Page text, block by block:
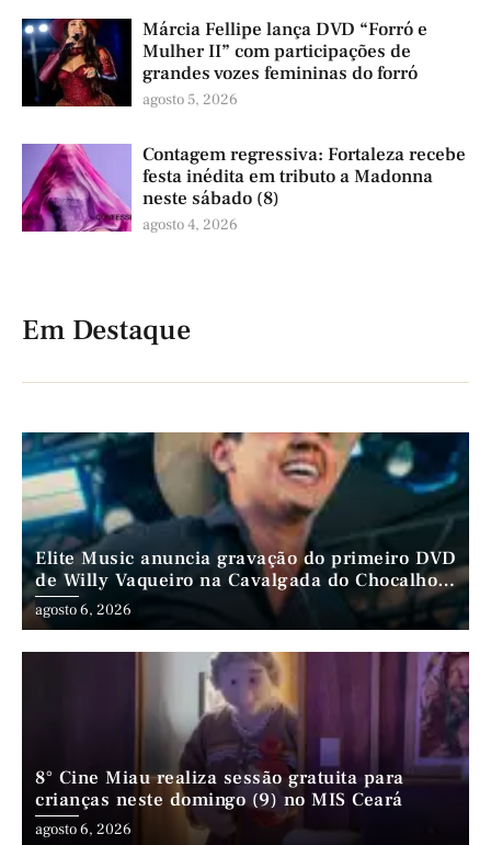
Márcia Fellipe lança DVD “Forró e
Mulher II” com participações de
grandes vozes femininas do forró
agosto 5, 2026
Contagem regressiva: Fortaleza recebe
festa inédita em tributo a Madonna
neste sábado (8)
agosto 4, 2026
Em Destaque
Elite Music anuncia gravação do primeiro DVD
de Willy Vaqueiro na Cavalgada do Chocalho
(PE)
agosto 6, 2026
8° Cine Miau realiza sessão gratuita para
crianças neste domingo (9) no MIS Ceará
agosto 6, 2026